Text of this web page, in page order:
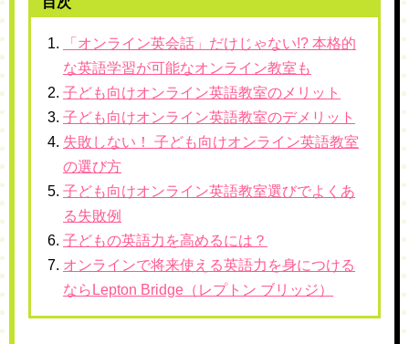
「オンライン英会話」だけじゃない!? 本格的
な英語学習が可能なオンライン教室も
子ども向けオンライン英語教室のメリット
子ども向けオンライン英語教室のデメリット
失敗しない！ 子ども向けオンライン英語教室
の選び方
子ども向けオンライン英語教室選びでよくあ
る失敗例
子どもの英語力を高めるには？
オンラインで将来使える英語力を身につける
ならLepton Bridge（レプトン ブリッジ）